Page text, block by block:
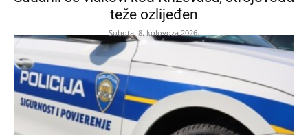
teže ozlijeđen
Subota, 8. kolovoza 2026.